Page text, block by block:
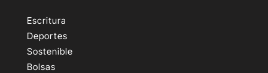
Escritura
Deportes
Sostenible
Bolsas